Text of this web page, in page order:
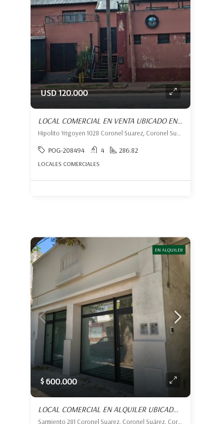
USD 120.000
LOCAL COMERCIAL EN VENTA UBICADO EN CORONEL SUÁREZ
POG-208494 4 286.82
LOCALES COMERCIALES
EN ALQUILER
$ 600.000
LOCAL COMERCIAL EN ALQUILER UBICADO EN CORONEL SUÁREZ
Sarmiento 281 Coronel Suarez, Coronel Suárez, Coronel Suárez